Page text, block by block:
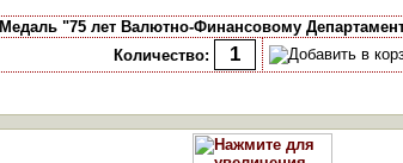
Медаль "75 лет Валютно-Финансовому
Количество: